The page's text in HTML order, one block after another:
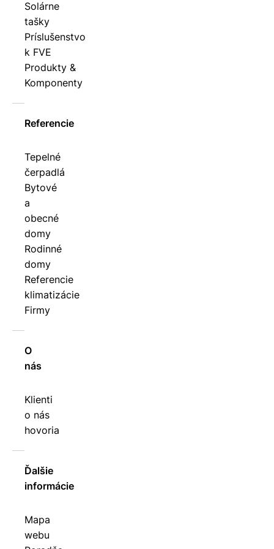
Solárne
tašky
Príslušenstvo
k FVE
Produkty &
Komponenty
Referencie
Tepelné
čerpadlá
Bytové
a
obecné
domy
Rodinné
domy
Referencie
klimatizácie
Firmy
O
nás
Klienti
o nás
hovoria
Ďalšie
informácie
Mapa
webu